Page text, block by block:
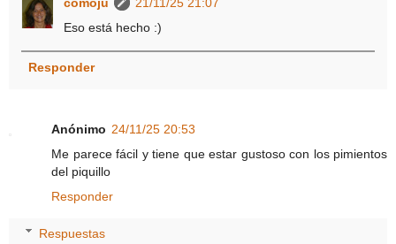
Eso está hecho :)
Responder
Anónimo 24/11/25 20:53
Me parece fácil y tiene que estar gustoso con los pimientos
del piquillo
Responder
Respuestas